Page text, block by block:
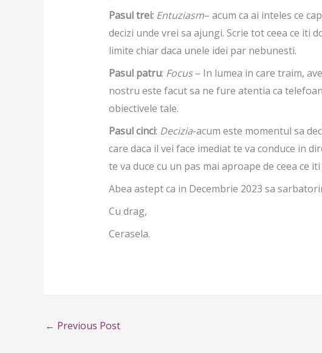
Pasul trei: Entuziasm– acum ca ai inteles ce
decizi unde vrei sa ajungi. Scrie tot ceea ce iti
limite chiar daca unele idei par nebunesti.
Pasul patru: Focus– In lumea in care traim,
nostru este facut sa ne fure atentia ca
obiectivele tale.
Pasul cinci: Decizia-acum este momentul sa
care daca il vei face imediat te va conduce in
te va duce cu un pas mai aproape de ceea ce
Abea astept ca in Decembrie 2023 sa
Cu drag,
Cerasela.
← Previous Post